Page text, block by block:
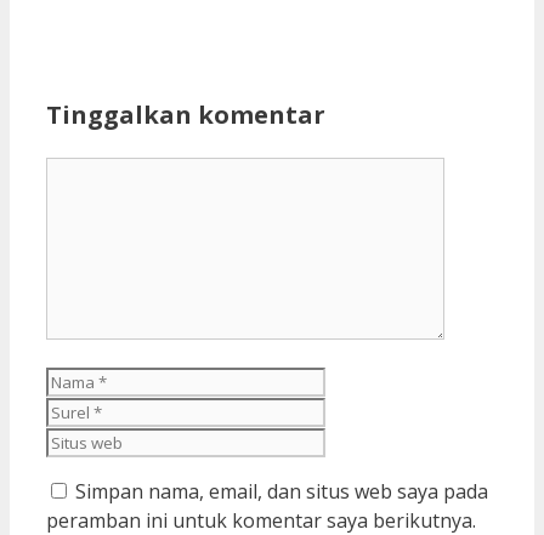
Tinggalkan komentar
Nama
Simpan nama, email, dan situs web saya pada
peramban ini untuk komentar saya berikutnya.